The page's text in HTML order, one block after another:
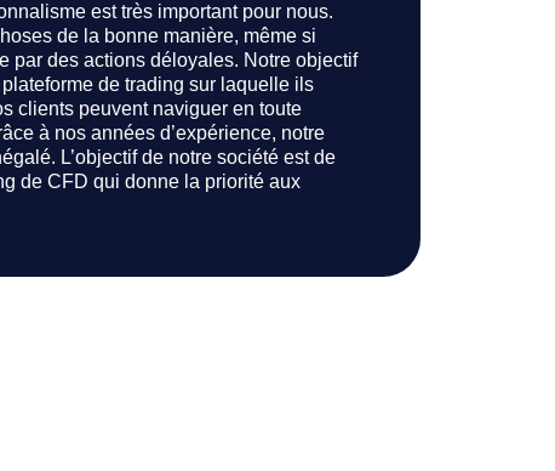
est très important pour nous.
de la bonne manière, même si
par des actions déloyales. Notre objectif
de trading sur laquelle ils
clients peuvent naviguer en toute
à nos années d’expérience, notre
L’objectif de notre société est de
de CFD qui donne la priorité aux